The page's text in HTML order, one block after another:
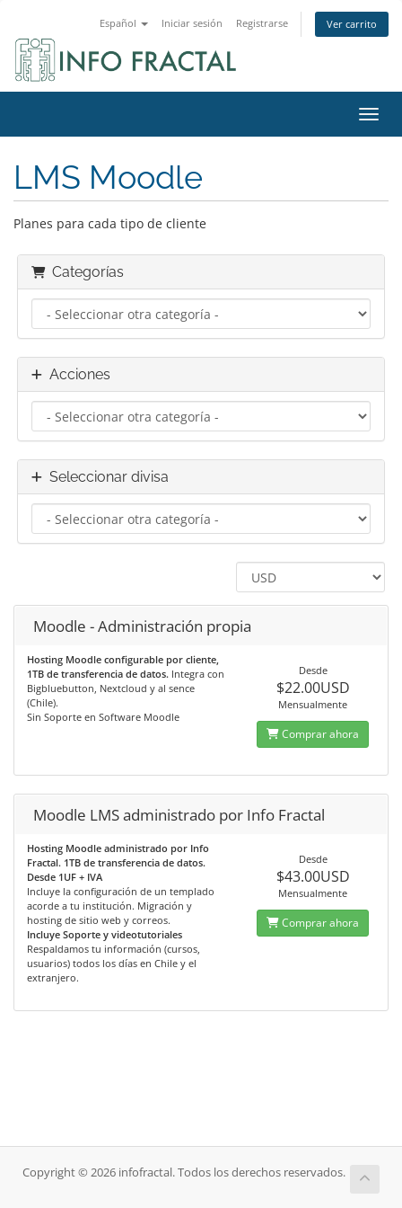
Español Iniciar sesión Registrarse Ver carrito
LMS Moodle
Planes para cada tipo de cliente
Categorías
Acciones
Seleccionar divisa
Moodle - Administración propia
Hosting Moodle configurable por cliente,
1TB de transferencia de datos. Integra con
Bigbluebutton, Nextcloud y al sence
(Chile).
Sin Soporte en Software Moodle
Desde
$22.00USD
Mensualmente
Comprar ahora
Moodle LMS administrado por Info Fractal
Hosting Moodle administrado por Info
Fractal. 1TB de transferencia de datos.
Desde 1UF + IVA
Incluye la configuración de un templado
acorde a tu institución. Migración y
hosting de sitio web y correos.
Incluye Soporte y videotutoriales
Respaldamos tu información (cursos,
usuarios) todos los días en Chile y el
extranjero.
Desde
$43.00USD
Mensualmente
Comprar ahora
Copyright © 2026 infofractal. Todos los derechos reservados.